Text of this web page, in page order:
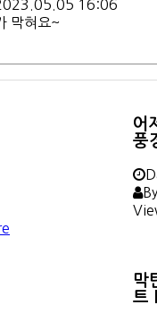
16:06
막혀요~
어
풍
By
막
트